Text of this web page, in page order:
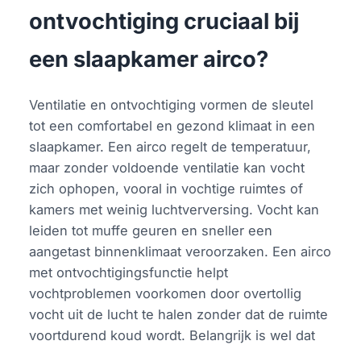
ontvochtiging cruciaal bij
een slaapkamer airco?
Ventilatie en ontvochtiging vormen de sleutel
tot een comfortabel en gezond klimaat in een
slaapkamer. Een airco regelt de temperatuur,
maar zonder voldoende ventilatie kan vocht
zich ophopen, vooral in vochtige ruimtes of
kamers met weinig luchtverversing. Vocht kan
leiden tot muffe geuren en sneller een
aangetast binnenklimaat veroorzaken. Een airco
met ontvochtigingsfunctie helpt
vochtproblemen voorkomen door overtollig
vocht uit de lucht te halen zonder dat de ruimte
voortdurend koud wordt. Belangrijk is wel dat